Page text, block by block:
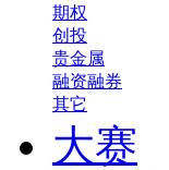
期权
创投
贵金属
融资融券
其它
大赛